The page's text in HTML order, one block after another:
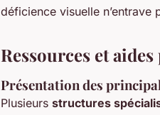
déficience visuelle n’entrave
Ressources et
Présentation des
Plusieurs structures